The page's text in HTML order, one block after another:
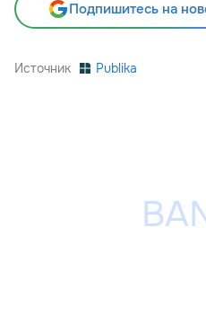
Подпишитесь на
Источник Publika